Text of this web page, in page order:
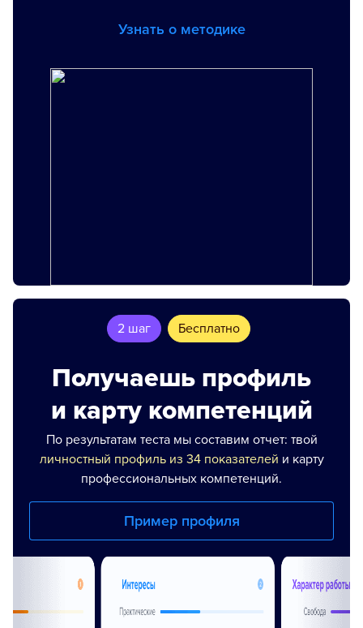
Узнать о методике
2 шаг Бесплатно
Получаешь профиль
и карту компетенций
По результатам теста мы составим отчет: твой
личностный профиль из 34 показателей и карту
профессиональных компетенций.
Пример профиля